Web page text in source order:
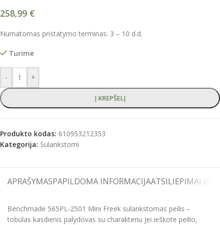
258,99 €
Numatomas pristatymo terminas: 3 – 10 d.d.
Turime
- +
Į KREPŠELĮ
Produkto kodas: 610953212353
Kategorija: Sulankstomi
APRAŠYMASPAPILDOMA INFORMACIJAATSILIEPIMAI (0)
Benchmade 565PL-2501 Mini Freek sulankstomas peilis –
tobulas kasdienis palydovas su charakteriu Jei ieškote peilio,